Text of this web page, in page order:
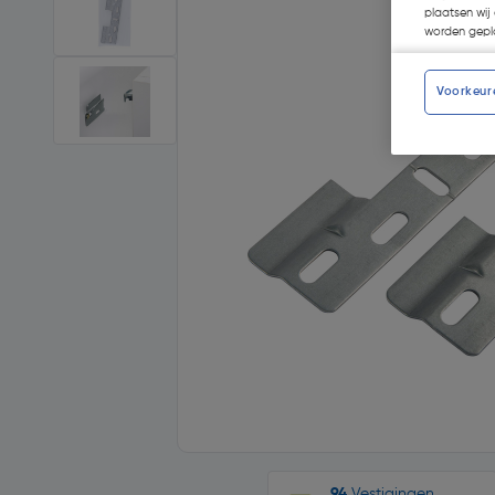
plaatsen wij
worden